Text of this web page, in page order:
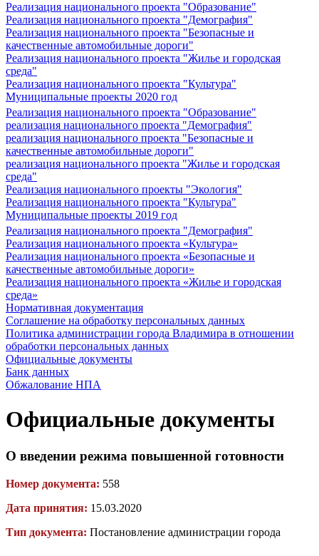
Реализация национального проекта "Образование"
Реализация национального проекта "Демография"
Реализация национального проекта "Безопасные и
качественные автомобильные дороги"
Реализация национального проекта "Жилье и городская
среда"
Реализация национального проекта "Культура"
Муниципальные проекты 2020 год
Реализация национального проекта "Образование"
реализация национального проекта "Демография"
реализация национального проекта "Безопасные и
качественные автомобильные дороги"
реализация национального проекта "Жилье и городская
среда"
Реализация национального проекты "Экология"
Реализация национального проекта "Культура"
Муниципальные проекты 2019 год
Реализация национального проекта "Демография"
Реализация национального проекта «Культура»
Реализация национального проекта «Безопасные и
качественные автомобильные дороги»
Реализация национального проекта «Жилье и городская
среда»
Нормативная документация
Соглашение на обработку персональных данных
Политика администрации города Владимира в отношении
обработки персональных данных
Официальные документы
Банк данных
Обжалование НПА
Официальные документы
О введении режима повышенной готовности
Номер документа: 558
Дата принятия: 15.03.2020
Тип документа: Постановление администрации города